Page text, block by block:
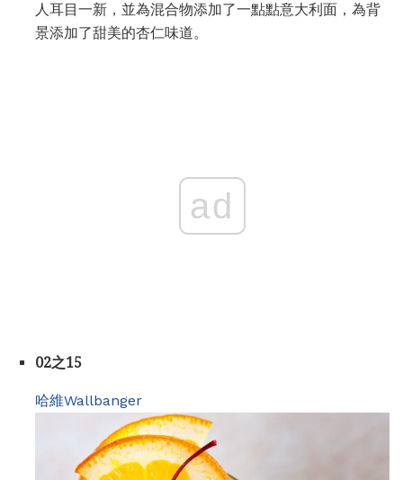
人耳目一新，並為混合物添加了一點點意大利面，為背
景添加了甜美的杏仁味道。
ad
02之15
哈維Wallbanger